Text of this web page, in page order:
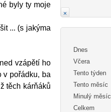
byly ty moje
... (s jakýma
vzápětí ho
v pořádku, ba
těch kárňáků
×
Dnes
Včera
Tento týden
Tento měsíc
Minulý měsíc
Celkem